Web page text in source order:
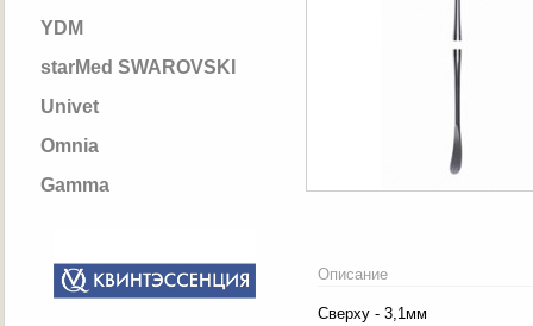
YDM
starMed SWAROVSKI
Univet
Omnia
Gamma
Описание
Сверху - 3,1мм